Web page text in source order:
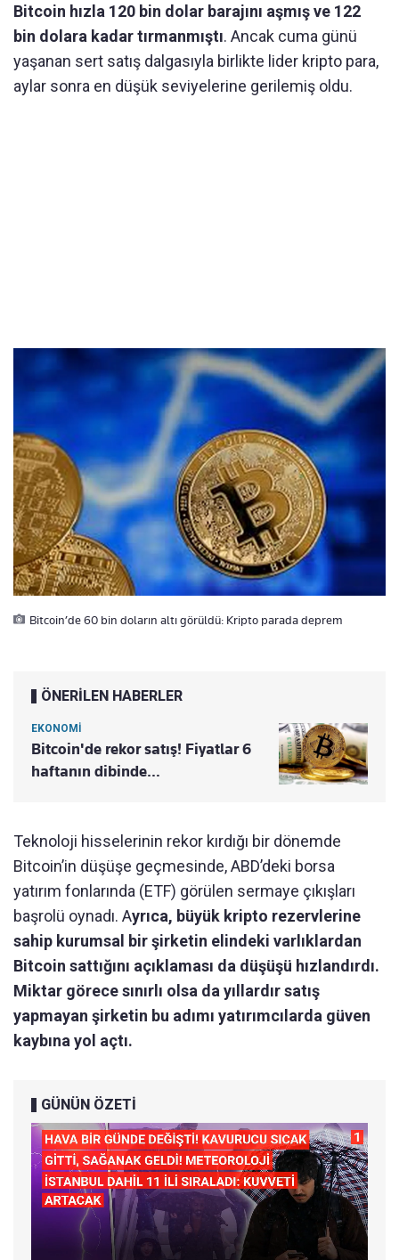
Bitcoin hızla 120 bin dolar barajını aşmış ve 122
bin dolara kadar tırmanmıştı. Ancak cuma günü
yaşanan sert satış dalgasıyla birlikte lider kripto para,
aylar sonra en düşük seviyelerine gerilemiş oldu.
Bitcoin’de 60 bin doların altı görüldü: Kripto parada deprem
ÖNERİLEN HABERLER
EKONOMİ
Bitcoin'de rekor satış! Fiyatlar 6
haftanın dibinde…
Teknoloji hisselerinin rekor kırdığı bir dönemde
Bitcoin’in düşüşe geçmesinde, ABD’deki borsa
yatırım fonlarında (ETF) görülen sermaye çıkışları
başrolü oynadı. Ayrıca, büyük kripto rezervlerine
sahip kurumsal bir şirketin elindeki varlıklardan
Bitcoin sattığını açıklaması da düşüşü hızlandırdı.
Miktar görece sınırlı olsa da yıllardır satış
yapmayan şirketin bu adımı yatırımcılarda güven
kaybına yol açtı.
GÜNÜN ÖZETİ